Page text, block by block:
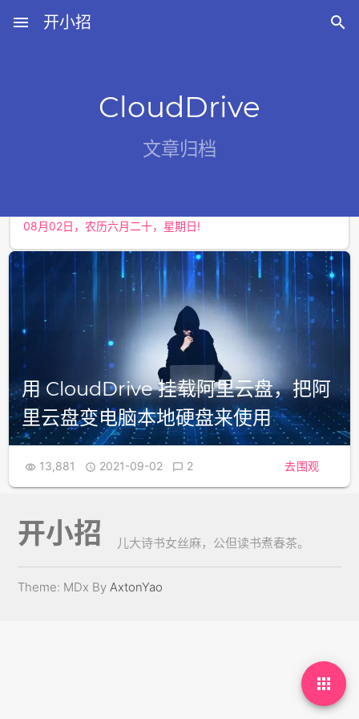
menu 开小招 
CloudDrive
文章归档
用 CloudDrive 挂载阿里云盘，把阿
里云盘变电脑本地硬盘来使用
 13,881  2021-09-02  2 去围观

开小招 儿大诗书女丝麻，公但读书煮春茶。
Theme: MDx ByAxtonYao
近期文章
08月06日，农历六月廿四，星期四!
08月02日，农历六月二十，星期日!